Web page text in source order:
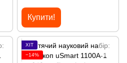
Купити!
ХІТ
−14%